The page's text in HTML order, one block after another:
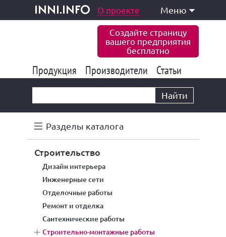
inni.info
и услуги О проекте Меню
Создайте страницу
вашего предприятия
бесплатно
Продукция 177 839
Производители 6 773
Статьи
Найти
Разделы каталога
строительство
дизайн интерьера
инженерные сети
отделочные работы
ремонт и отделка
сантехнические работы
строительно-монтажные работы